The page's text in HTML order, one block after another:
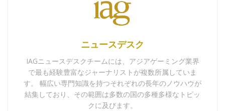
ニュースデスク
IAGニュースデスクチームには、アジアゲーミング業界
で最も経験豊富なジャーナリストが複数所属していま
す。 幅広い専門知識を持つそれぞれの長年のノウハウが
結集しており、その範囲は多数の国の多種多様なトピッ
クに及びます。